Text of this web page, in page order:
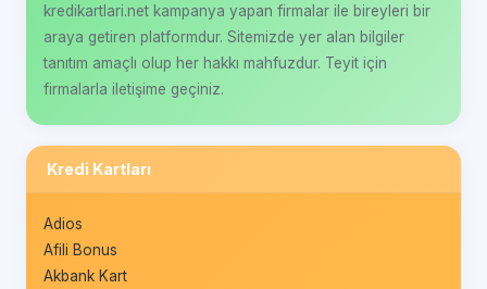
kredikartlari.net kampanya yapan firmalar ile bireyleri bir
araya getiren platformdur. Sitemizde yer alan bilgiler
tanıtım amaçlı olup her hakkı mahfuzdur. Teyit için
firmalarla iletişime geçiniz.
Kredi Kartları
Adios
Afili Bonus
Akbank Kart